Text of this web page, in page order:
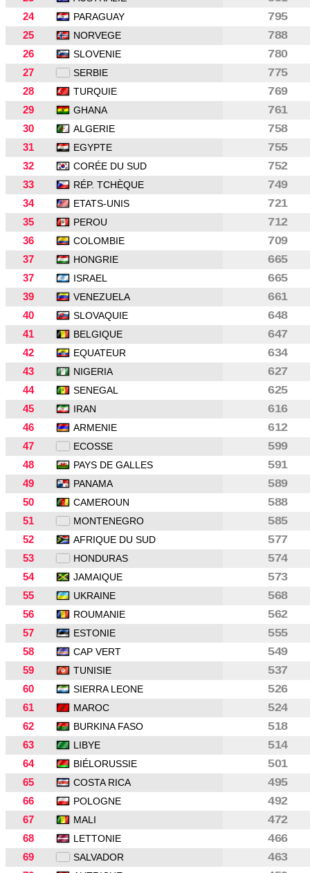
24
PARAGUAY
795
25
NORVEGE
788
26
SLOVENIE
780
27
SERBIE
775
28
TURQUIE
769
29
GHANA
761
30
ALGERIE
758
31
EGYPTE
755
32
CORÉE DU SUD
752
33
RÉP. TCHÈQUE
749
34
ETATS-UNIS
721
35
PEROU
712
36
COLOMBIE
709
37
HONGRIE
665
37
ISRAEL
665
39
VENEZUELA
661
40
SLOVAQUIE
648
41
BELGIQUE
647
42
EQUATEUR
634
43
NIGERIA
627
44
SENEGAL
625
45
IRAN
616
46
ARMENIE
612
47
ECOSSE
599
48
PAYS DE GALLES
591
49
PANAMA
589
50
CAMEROUN
588
51
MONTENEGRO
585
52
AFRIQUE DU SUD
577
53
HONDURAS
574
54
JAMAIQUE
573
55
UKRAINE
568
56
ROUMANIE
562
57
ESTONIE
555
58
CAP VERT
549
59
TUNISIE
537
60
SIERRA LEONE
526
61
MAROC
524
62
BURKINA FASO
518
63
LIBYE
514
64
BIÉLORUSSIE
501
65
COSTA RICA
495
66
POLOGNE
492
67
MALI
472
68
LETTONIE
466
69
SALVADOR
463